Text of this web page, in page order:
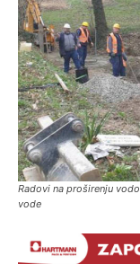
Radovi na proširenju
vode